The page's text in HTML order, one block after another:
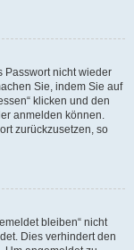
Passwort nicht wieder
Sie, indem Sie auf
klicken und den
anmelden können.
zurückzusetzen, so
bleiben“ nicht
Dies verhindert den